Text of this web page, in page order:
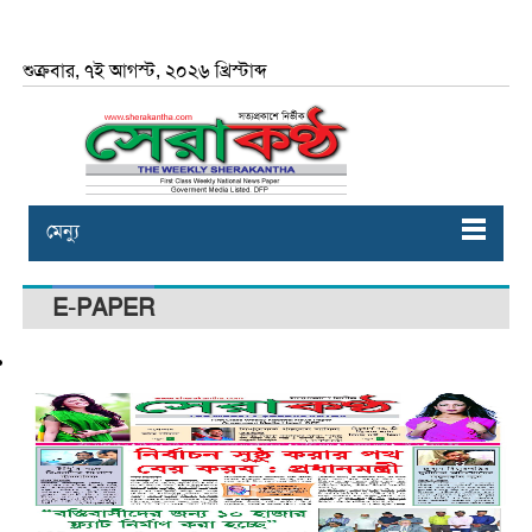
শুক্রবার, ৭ই আগস্ট, ২০২৬ খ্রিস্টাব্দ
মেন্যু
E-PAPER